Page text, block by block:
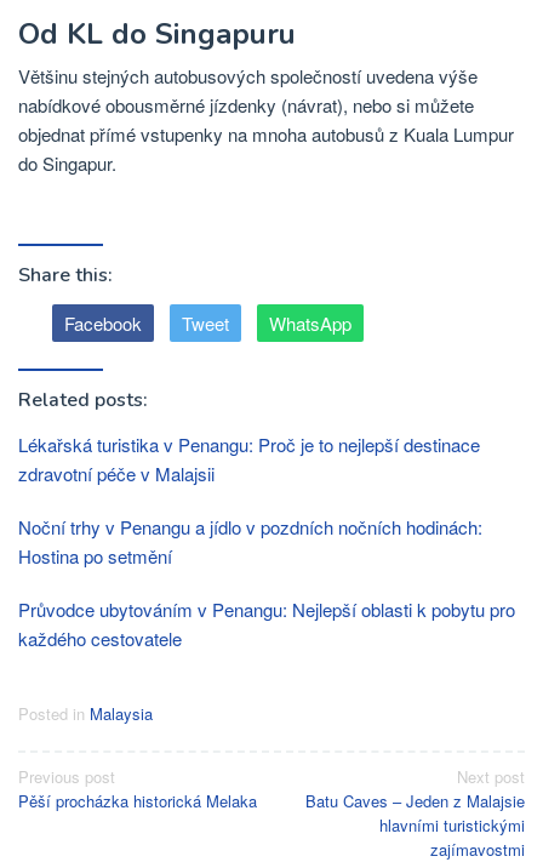
Od KL do Singapuru
Většinu stejných autobusových společností uvedena výše
nabídkové obousměrné jízdenky (návrat), nebo si můžete
objednat přímé vstupenky na mnoha autobusů z Kuala Lumpur
do Singapur.
Share this:
Facebook Tweet WhatsApp
Related posts:
Lékařská turistika v Penangu: Proč je to nejlepší destinace
zdravotní péče v Malajsii
Noční trhy v Penangu a jídlo v pozdních nočních hodinách:
Hostina po setmění
Průvodce ubytováním v Penangu: Nejlepší oblasti k pobytu pro
každého cestovatele
Posted in Malaysia
Post
navigation
Previous post
Pěší procházka historická Melaka
Next post
Batu Caves – Jeden z Malajsie
hlavními turistickými
zajímavostmi